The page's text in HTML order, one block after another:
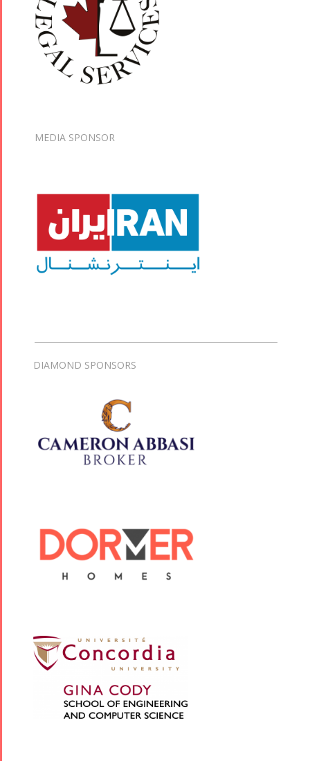
MEDIA SPONSOR
DIAMOND SPONSORS